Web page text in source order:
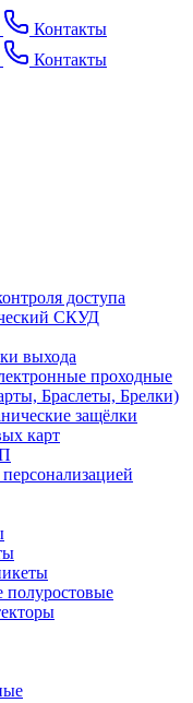
Контакты
Контакты
доступа
СКУД
выхода
проходные
Браслеты, Брелки)
защёлки
карт
полуростовые